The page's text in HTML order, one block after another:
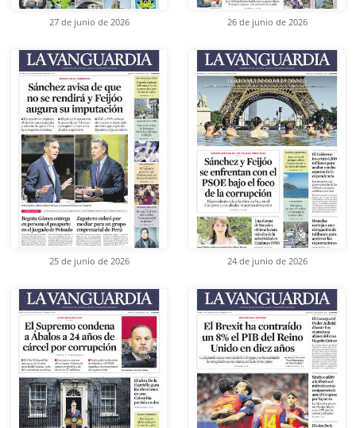
27 de junio de 2026 26 de junio de 2026
25 de junio de 2026 24 de junio de 2026